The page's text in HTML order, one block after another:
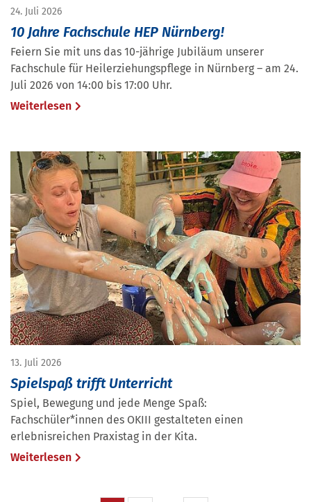
24. Juli 2026
10 Jahre Fachschule HEP Nürnberg!
Feiern Sie mit uns das 10-jährige Jubiläum unserer
Fachschule für Heilerziehungspflege in Nürnberg – am 24.
Juli 2026 von 14:00 bis 17:00 Uhr.
Weiterlesen
13. Juli 2026
Spielspaß trifft Unterricht
Spiel, Bewegung und jede Menge Spaß:
Fachschüler*innen des OKIII gestalteten einen
erlebnisreichen Praxistag in der Kita.
Weiterlesen